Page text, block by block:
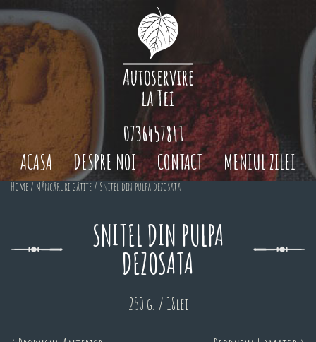
ACASA DESPRE NOI CONTACT MENIUL ZILEI
0736457841
Home / Mâncăruri gătite / Snitel din pulpa dezosata
SNITEL DIN PULPA
DEZOSATA
250 g. / 18lei